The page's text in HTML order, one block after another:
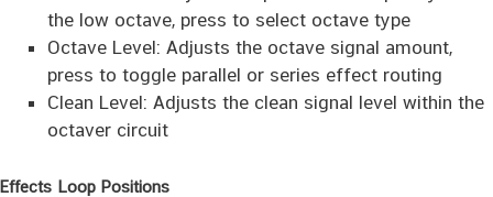
the low octave, press to select octave type
Octave Level: Adjusts the octave signal amount,
press to toggle parallel or series effect routing
Clean Level: Adjusts the clean signal level within the
octaver circuit
Effects Loop Positions